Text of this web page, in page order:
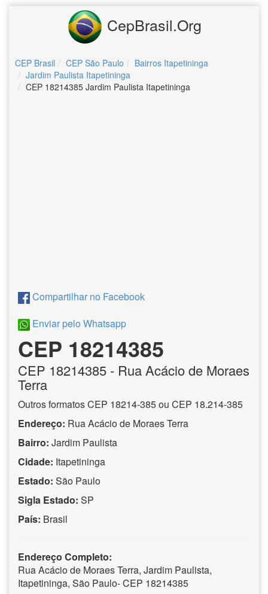
CepBrasil.Org
CEP Brasil CEP São Paulo
Bairros Itapetininga
Jardim Paulista Itapetininga
CEP 18214385 Jardim Paulista Itapetininga
Compartilhar no Facebook
Enviar pelo Whatsapp
CEP 18214385
CEP 18214385 - Rua Acácio de Moraes
Terra
Outros formatos CEP 18214-385 ou CEP 18.214-385
Endereço: Rua Acácio de Moraes Terra
Bairro: Jardim Paulista
Cidade: Itapetininga
Estado: São Paulo
Sigla Estado: SP
País: Brasil
Endereço Completo:
Rua Acácio de Moraes Terra, Jardim Paulista,
Itapetininga, São Paulo- CEP 18214385